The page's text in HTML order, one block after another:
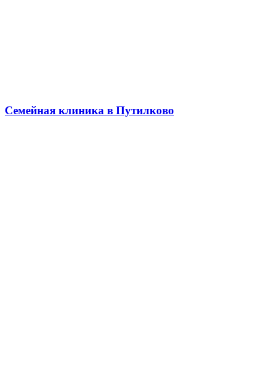
Семейная клиника в Путилково